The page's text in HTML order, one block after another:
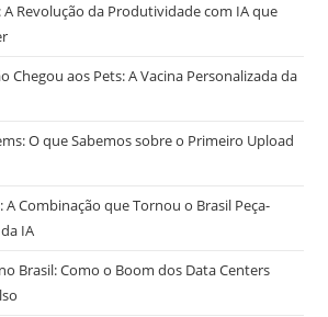
Revolução da Produtividade com IA que
Chegou aos Pets: A Vacina Personalizada da
O que Sabemos sobre o Primeiro Upload
A Combinação que Tornou o Brasil Peça-
IA
Brasil: Como o Boom dos Data Centers